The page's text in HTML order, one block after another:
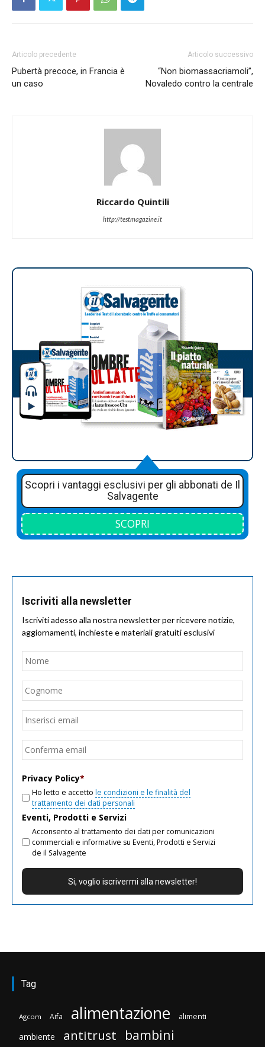
Articolo precedente
Pubertà precoce, in Francia è
un caso
Articolo successivo
“Non biomassacriamoli”,
Novaledo contro la centrale
Riccardo Quintili
http://testmagazine.it
Scopri i vantaggi esclusivi per gli abbonati de Il
Salvagente
SCOPRI
Iscriviti alla newsletter
Iscriviti adesso alla nostra newsletter per ricevere notizie,
aggiornamenti, inchieste e materiali gratuiti esclusivi
Nome
Email
Privacy Policy*
Ho letto e accetto le condizioni e le finalità del
trattamento dei dati personali
Eventi, Prodotti e Servizi
Acconsento al trattamento dei dati per comunicazioni
commerciali e informative su Eventi, Prodotti e Servizi
de il Salvagente
Tag
Agcom Aifa alimentazione alimenti
ambiente antitrust bambini